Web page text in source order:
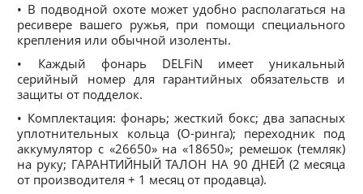
• В подводной охоте может удобно располагаться на
ресивере вашего ружья, при помощи специального
крепления или обычной изоленты.
• Каждый фонарь DELFiN имеет уникальный
серийный номер для гарантийных обязательств и
защиты от подделок.
• Комплектация: фонарь; жесткий бокс; два запасных
уплотнительных кольца (О-ринга); переходник под
аккумулятор с «26650» на «18650»; ремешок (темляк)
на руку; ГАРАНТИЙНЫЙ ТАЛОН НА 90 ДНЕЙ (2 месяца
от производителя + 1 месяц от продавца).